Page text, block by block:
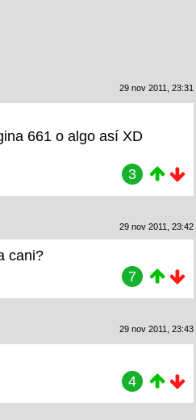
29 nov 2011, 23:31
661 o algo así XD
3
29 nov 2011, 23:42
cani?
7
29 nov 2011, 23:43
4